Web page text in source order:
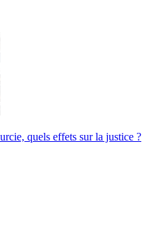
quels effets sur la justice ?